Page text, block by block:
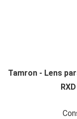
Tamron - Lens